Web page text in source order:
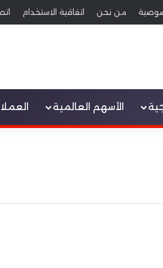
من نحن اتفاقية الاستخدام
الأسهم العالمية